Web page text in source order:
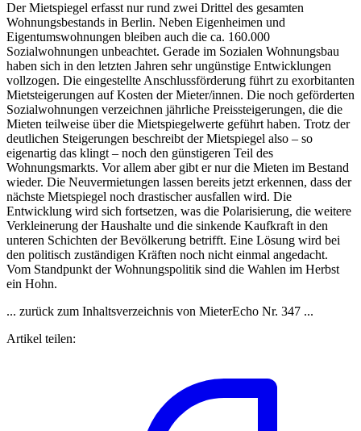
Der Mietspiegel erfasst nur rund zwei Drittel des gesamten
Wohnungsbestands in Berlin. Neben Eigenheimen und
Eigentumswohnungen bleiben auch die ca. 160.000
Sozialwohnungen unbeachtet. Gerade im Sozialen Wohnungsbau
haben sich in den letzten Jahren sehr ungünstige Entwicklungen
vollzogen. Die eingestellte Anschlussförderung führt zu exorbitanten
Mietsteigerungen auf Kosten der Mieter/innen. Die noch geförderten
Sozialwohnungen verzeichnen jährliche Preissteigerungen, die die
Mieten teilweise über die Mietspiegelwerte geführt haben. Trotz der
deutlichen Steigerungen beschreibt der Mietspiegel also – so
eigenartig das klingt – noch den günstigeren Teil des
Wohnungsmarkts. Vor allem aber gibt er nur die Mieten im Bestand
wieder. Die Neuvermietungen lassen bereits jetzt erkennen, dass der
nächste Mietspiegel noch drastischer ausfallen wird. Die
Entwicklung wird sich fortsetzen, was die Polarisierung, die weitere
Verkleinerung der Haushalte und die sinkende Kaufkraft in den
unteren Schichten der Bevölkerung betrifft. Eine Lösung wird bei
den politisch zuständigen Kräften noch nicht einmal angedacht.
Vom Standpunkt der Wohnungspolitik sind die Wahlen im Herbst
ein Hohn.
... zurück zum Inhaltsverzeichnis von MieterEcho Nr. 347 ...
Artikel teilen: